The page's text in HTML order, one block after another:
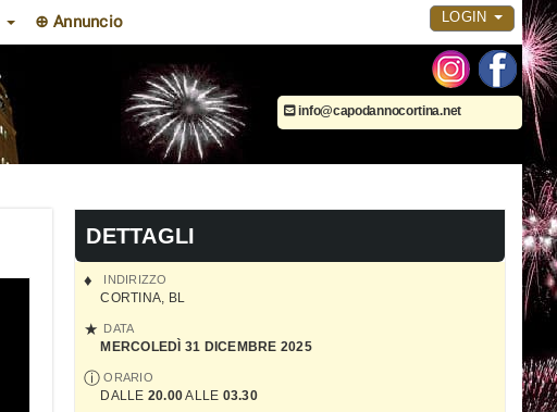
⊕ Annuncio LOGIN
info@capodannocortina.net
DETTAGLI
INDIRIZZO
CORTINA, BL
DATA
MERCOLEDÌ 31 DICEMBRE 2025
ORARIO
DALLE 20.00ALLE 03.30